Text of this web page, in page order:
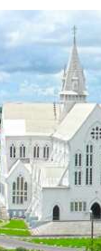
la gestione
strategici
nella tua
Login